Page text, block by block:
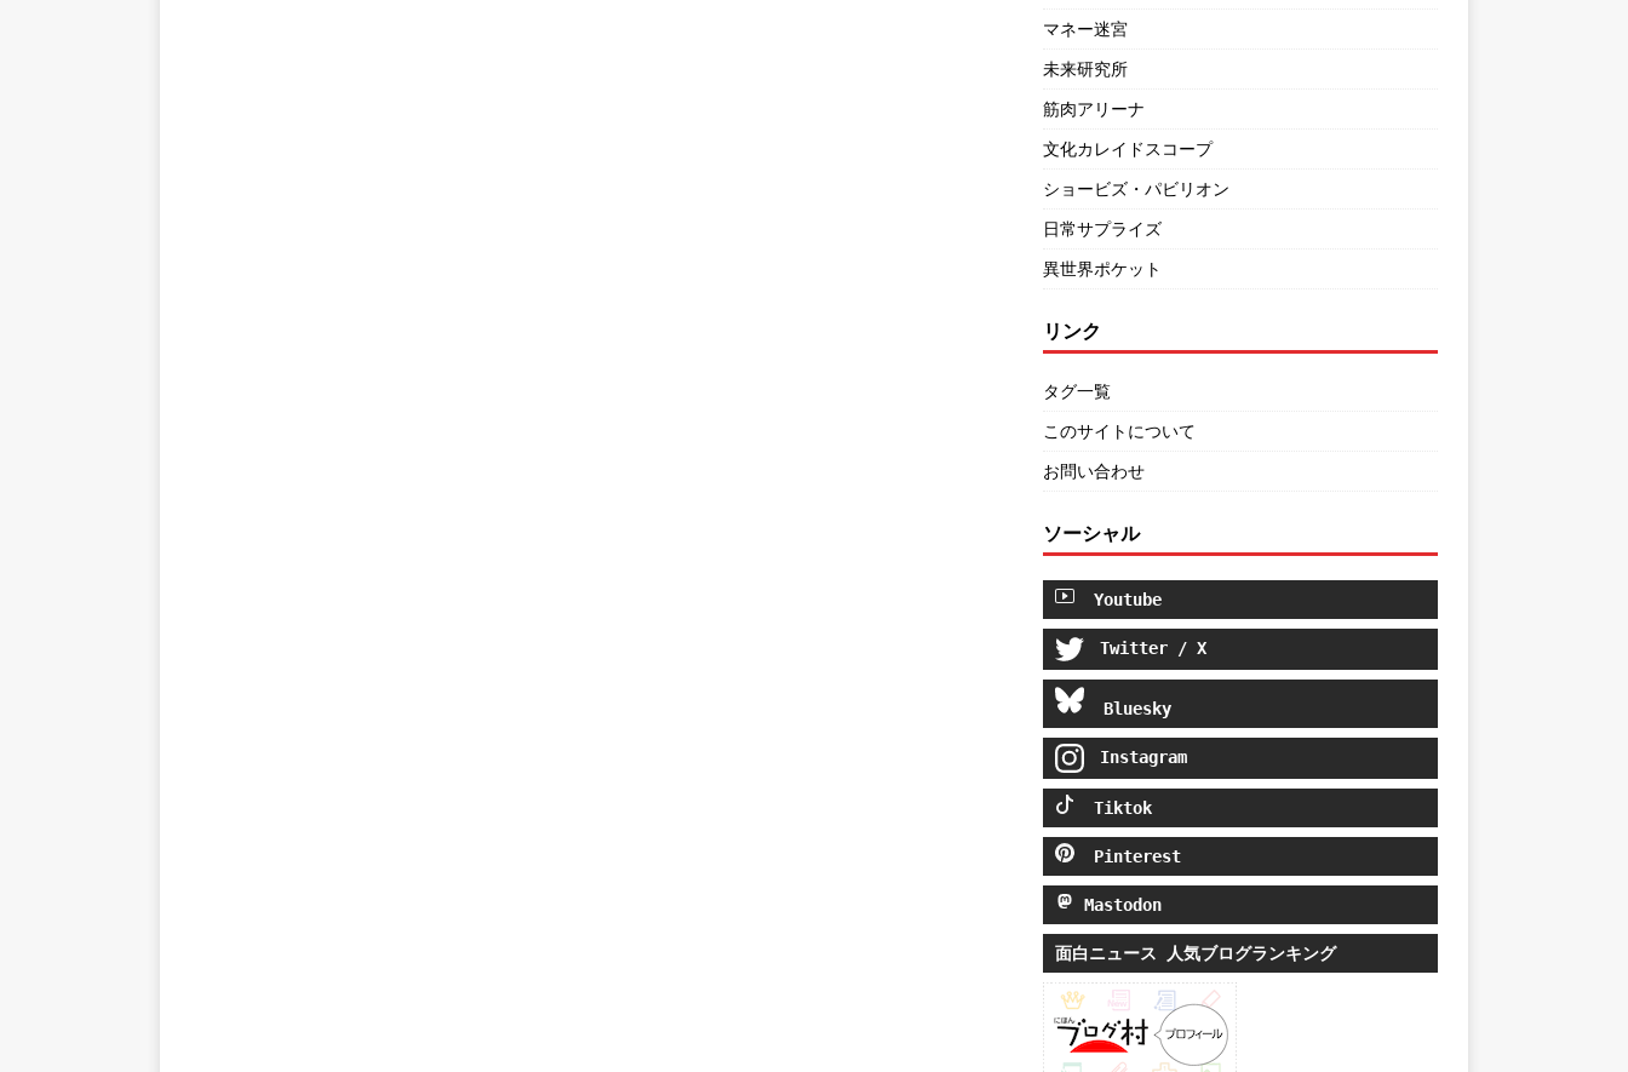
マネー迷宮
未来研究所
筋肉アリーナ
文化カレイドスコープ
ショービズ・パビリオン
日常サプライズ
異世界ポケット
リンク
タグ一覧
このサイトについて
お問い合わせ
ソーシャル
Youtube
Twitter / X
Bluesky
Instagram
Tiktok
Pinterest
Mastodon
面白ニュース 人気ブログランキング